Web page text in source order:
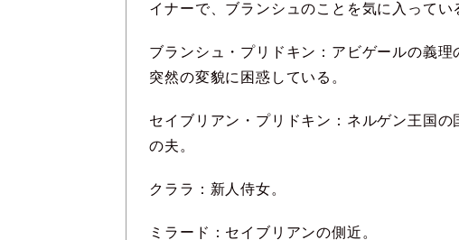
イナーで、ブランシュのことを気に入ってい
ブランシュ・プリドキン：アビゲールの義
突然の変貌に困惑している。
セイブリアン・プリドキン：ネルゲン王国
の夫。
クララ：新人侍女。
ミラード：セイブリアンの側近。